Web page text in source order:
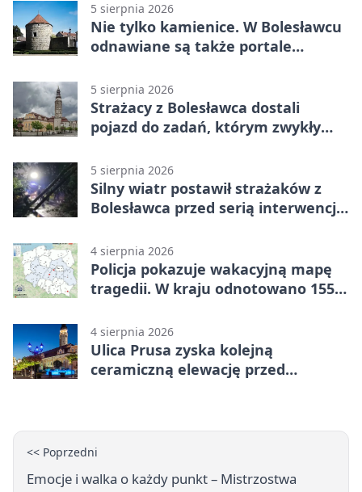
5 sierpnia 2026
Nie tylko kamienice. W Bolesławcu
odnawiane są także portale
5 sierpnia 2026
Strażacy z Bolesławca dostali
pojazd do zadań, którym zwykły
5 sierpnia 2026
Silny wiatr postawił strażaków z
Bolesławca przed serią interwencji -
4 sierpnia 2026
Policja pokazuje wakacyjną mapę
tragedii. W kraju odnotowano 155
4 sierpnia 2026
Ulica Prusa zyska kolejną
ceramiczną elewację przed
<< Poprzedni
Emocje i walka o każdy punkt – Mistrzostwa